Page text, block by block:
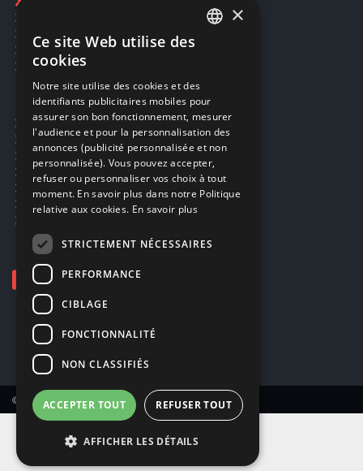
Restauration CD griffés
Réparations & SAV
Smartpoints
Ecogaming
Expédition & retours
Confidentialité
Conditions générales
EA Sport UFC 6
Call of Duty: Modern Warfare 4
Rachat et revente de jeux en cash
© Copyright 2026 Smartoys SA – Tous droits réservés.
ENGLISH
×
Ce site Web utilise des
cookies
Notre site utilise des cookies et des
identifiants publicitaires mobiles pour
assurer son bon fonctionnement, mesurer
l'audience et pour la personnalisation des
annonces (publicité personnalisée et non
personnalisée). Vous pouvez accepter,
refuser ou personnaliser vos choix à tout
moment. En savoir plus dans notre Politique
relative aux cookies. En savoir plus
STRICTEMENT NÉCESSAIRES
PERFORMANCE
CIBLAGE
FONCTIONNALITÉ
NON CLASSIFIÉS
ACCEPTER TOUT REFUSER TOUT
AFFICHER LES DÉTAILS